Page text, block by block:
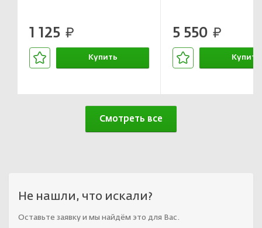
1 125 руб.
Купить
5 550 руб.
Купить
Смотреть все
Не нашли, что искали?
Оставьте заявку и мы найдём это для Вас.